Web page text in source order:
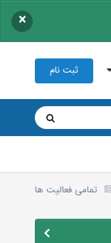
×
ثبت نام
تمامی فعالیت ها